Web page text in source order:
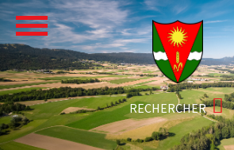
Aller au contenu principal